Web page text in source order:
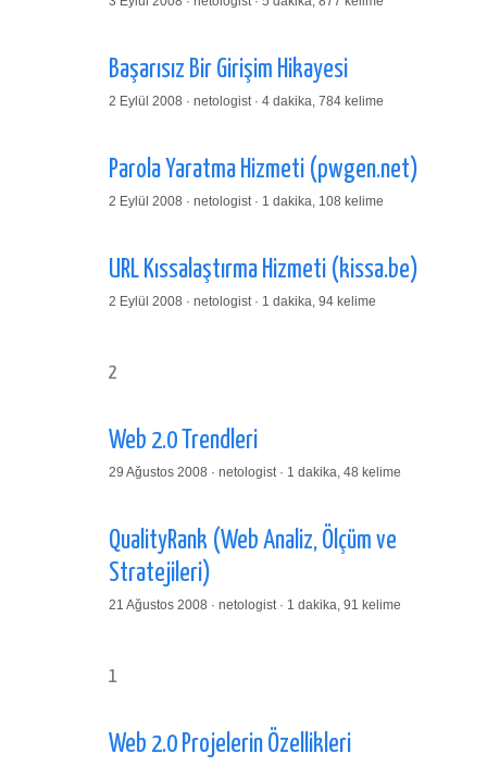
Başarısız Bir Girişim Hikayesi
2 Eylül 2008 · netologist · 4 dakika, 784 kelime
Parola Yaratma Hizmeti (pwgen.net)
2 Eylül 2008 · netologist · 1 dakika, 108 kelime
URL Kıssalaştırma Hizmeti (kissa.be)
2 Eylül 2008 · netologist · 1 dakika, 94 kelime
2
Web 2.0 Trendleri
29 Ağustos 2008 · netologist · 1 dakika, 48 kelime
QualityRank (Web Analiz, Ölçüm ve
Stratejileri)
21 Ağustos 2008 · netologist · 1 dakika, 91 kelime
1
Web 2.0 Projelerin Özellikleri